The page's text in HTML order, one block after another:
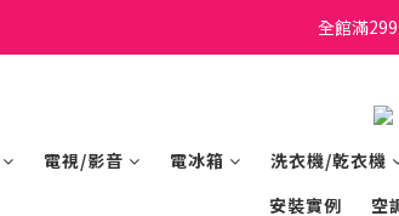
日立家電、國際牌 原廠
全館滿
電視/影音 電冰箱 洗衣機/乾衣機
安裝實例
空